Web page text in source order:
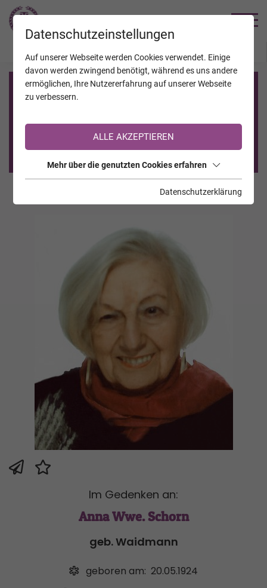
Registrierung auf TrauerHilfe.it
Sie sind noch nicht auf TrauerHilfe.it registriert?
>> zur kostenlosen Registrierung <<
Im Gedenken an:
Anna Wwe. Schorn
geb. Waidmann
geboren am: 20.05.1924
Datenschutzeinstellungen
Auf unserer Webseite werden Cookies verwendet. Einige
davon werden zwingend benötigt, während es uns andere
ermöglichen, Ihre Nutzererfahrung auf unserer Webseite
zu verbessern.
ALLE AKZEPTIEREN
Mehr über die genutzten Cookies erfahren
Datenschutzerklärung
JAHRESTAGE KALENDER VERSTORBENE